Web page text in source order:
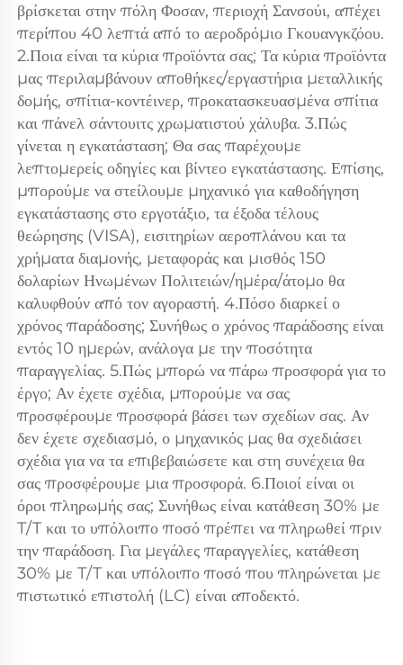
βρίσκεται στην πόλη Φοσαν, περιοχή Σανσούι, απέχει
περίπου 40 λεπτά από το αεροδρόμιο Γκουανγκζόου.
2.Ποια είναι τα κύρια προϊόντα σας; Τα κύρια προϊόντα
μας περιλαμβάνουν αποθήκες/εργαστήρια μεταλλικής
δομής, σπίτια-κοντέινερ, προκατασκευασμένα σπίτια
και πάνελ σάντουιτς χρωματιστού χάλυβα. 3.Πώς
γίνεται η εγκατάσταση; Θα σας παρέχουμε
λεπτομερείς οδηγίες και βίντεο εγκατάστασης. Επίσης,
μπορούμε να στείλουμε μηχανικό για καθοδήγηση
εγκατάστασης στο εργοτάξιο, τα έξοδα τέλους
θεώρησης (VISA), εισιτηρίων αεροπλάνου και τα
χρήματα διαμονής, μεταφοράς και μισθός 150
δολαρίων Ηνωμένων Πολιτειών/ημέρα/άτομο θα
καλυφθούν από τον αγοραστή. 4.Πόσο διαρκεί ο
χρόνος παράδοσης; Συνήθως ο χρόνος παράδοσης είναι
εντός 10 ημερών, ανάλογα με την ποσότητα
παραγγελίας. 5.Πώς μπορώ να πάρω προσφορά για το
έργο; Αν έχετε σχέδια, μπορούμε να σας
προσφέρουμε προσφορά βάσει των σχεδίων σας. Αν
δεν έχετε σχεδιασμό, ο μηχανικός μας θα σχεδιάσει
σχέδια για να τα επιβεβαιώσετε και στη συνέχεια θα
σας προσφέρουμε μια προσφορά. 6.Ποιοί είναι οι
όροι πληρωμής σας; Συνήθως είναι κατάθεση 30% με
T/T και το υπόλοιπο ποσό πρέπει να πληρωθεί πριν
την παράδοση. Για μεγάλες παραγγελίες, κατάθεση
30% με T/T και υπόλοιπο ποσό που πληρώνεται με
πιστωτικό επιστολή (LC) είναι αποδεκτό.